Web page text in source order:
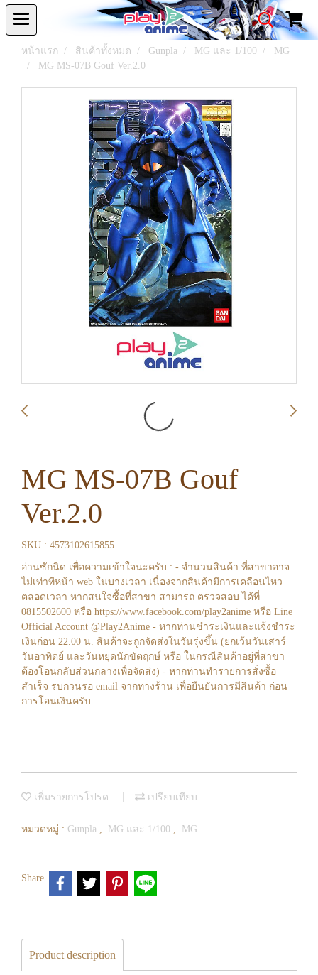
หน้าแรก สินค้าทั้งหมด Gunpla MG และ 1/100
MG
MG MS-07B Gouf Ver.2.0
MG MS-07B Gouf
Ver.2.0
SKU : 4573102615855
อ่านซักนิด เพื่อความเข้าใจนะครับ : - จำนวนสินค้า ที่สาขาอาจ
ไม่เท่าทีหน้า web ในบางเวลา เนื่องจากสินค้ามีการเคลือนไหว
ตลอดเวลา หากสนใจซื้อที่สาขา สามารถ ตรวจสอบ ได้ที่
0815502600 หรือ https://www.facebook.com/play2anime หรือ Line
Official Account @Play2Anime - หากท่านชำระเงินและแจ้งชำระ
เงินก่อน 22.00 น. สินค้าจะถูกจัดส่งในวันรุ่งขึ้น (ยกเว้นวันเสาร์
วันอาทิตย์ และวันหยุดนักขัตฤกษ์ หรือ ในกรณีสินค้าอยู่ที่สาขา
ต้องโอนกลับส่วนกลางเพื่อจัดส่ง) - หากท่านทำรายการสั่งซื้อ
สำเร็จ รบกวนรอ email จากทางร้าน เพื่อยืนยันการมีสินค้า ก่อน
การโอนเงินครับ
เพิ่มรายการโปรด เปรียบเทียบ
หมวดหมู่ : Gunpla , MG และ 1/100 , MG
Share
Product description